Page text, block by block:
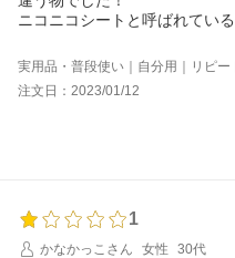
ニコニコシートと呼ばれてい
パッケージが以前とは違いギ
います。
他の同様の商品と比較しても
きちんと納品チェックをすべ
実用品・普段使い｜自分用｜リピー
注文日：2023/01/12
1
かなかっこさん
女性 30代